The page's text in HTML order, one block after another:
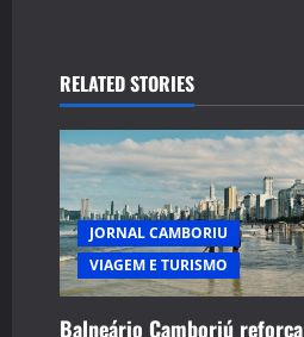
v
i
g
a
t
i
RELATED STORIES
JORNAL CAMBORIU
VIAGEM E TURISMO
Balneário Camboriú reforça